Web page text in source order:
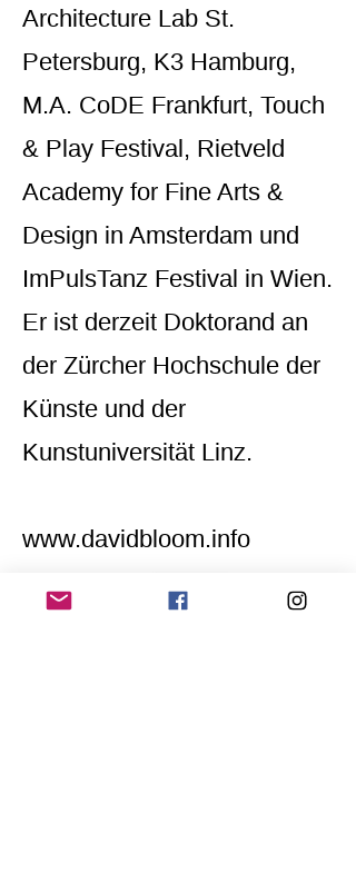
Architecture Lab St.
Petersburg, K3 Hamburg,
M.A. CoDE Frankfurt, Touch
& Play Festival, Rietveld
Academy for Fine Arts &
Design in Amsterdam und
ImPulsTanz Festival in Wien.
Er ist derzeit Doktorand an
der Zürcher Hochschule der
Künste und der
Kunstuniversität Linz.
www.davidbloom.info